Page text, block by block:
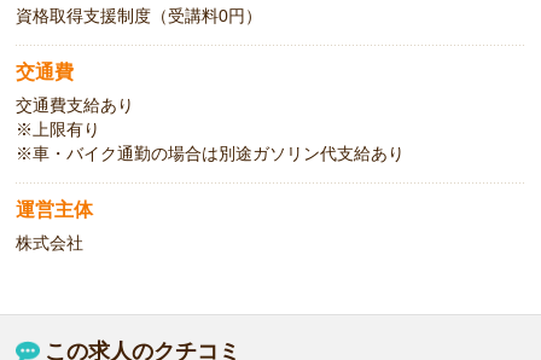
資格取得支援制度（受講料0円）
交通費
交通費支給あり
※上限有り
※車・バイク通勤の場合は別途ガソリン代支給あり
運営主体
株式会社
この求人のクチコミ